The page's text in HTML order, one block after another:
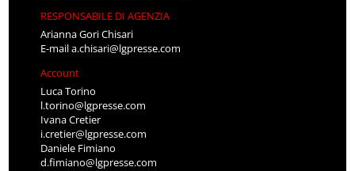
RESPONSABILE DI AGENZIA
Arianna Gori Chisari
E-maila.chisari@lgpresse.com
Account
Luca Torino
l.torino@lgpresse.com
Ivana Cretier
i.cretier@lgpresse.com
Daniele Fimiano
d.fimiano@lgpresse.com